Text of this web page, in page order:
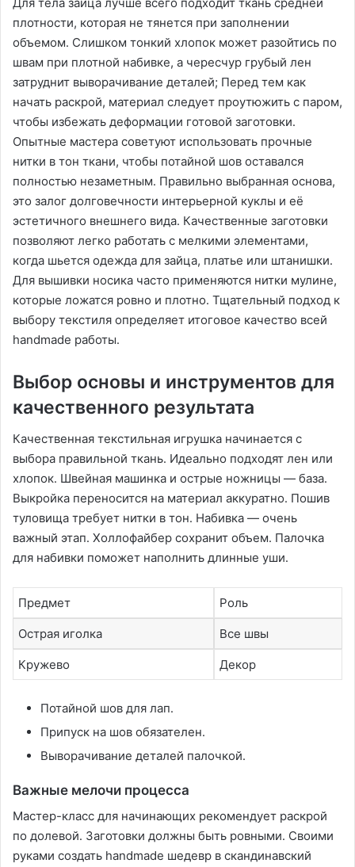
плотности, которая не тянется при заполнении
объемом․ Слишком тонкий хлопок может разойтись по
швам при плотной набивке, а чересчур грубый лен
затруднит выворачивание деталей; Перед тем как
начать раскрой, материал следует проутюжить с паром,
чтобы избежать деформации готовой заготовки․
Опытные мастера советуют использовать прочные
нитки в тон ткани, чтобы потайной шов оставался
полностью незаметным․ Правильно выбранная основа,
это залог долговечности интерьерной куклы и её
эстетичного внешнего вида․ Качественные заготовки
позволяют легко работать с мелкими элементами,
когда шьется одежда для зайца, платье или штанишки․
Для вышивки носика часто применяются нитки мулине,
которые ложатся ровно и плотно․ Тщательный подход к
выбору текстиля определяет итоговое качество всей
handmade работы․
Выбор основы и инструментов для
качественного результата
Качественная текстильная игрушка начинается с
выбора правильной ткань․ Идеально подходят лен или
хлопок․ Швейная машинка и острые ножницы — база․
Выкройка переносится на материал аккуратно․ Пошив
туловища требует нитки в тон․ Набивка — очень
важный этап․ Холлофайбер сохранит объем․ Палочка
для набивки поможет наполнить длинные уши․
Предмет Роль
Острая иголка Все швы
Кружево Декор
Потайной шов для лап․
Припуск на шов обязателен․
Выворачивание деталей палочкой․
Важные мелочи процесса
Мастер-класс для начинающих рекомендует раскрой
по долевой․ Заготовки должны быть ровными․ Своими
руками создать handmade шедевр в скандинавский